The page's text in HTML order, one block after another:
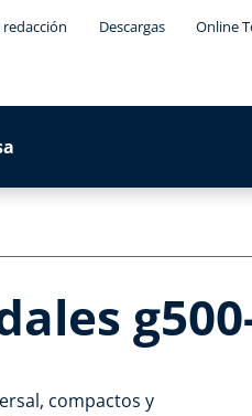
redacción Descargas Online
compactos y